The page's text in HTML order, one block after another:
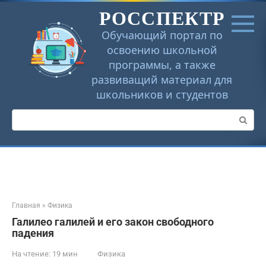
Перейти
РОССПЕКТР
Обучающий портал по
освоению школьной
программы, а также
развиващий материал для
школьников и студентов
Поиск:
Главная » Физика
Галилео галилей и его закон свободного
падения
На чтение: 19 мин Физика